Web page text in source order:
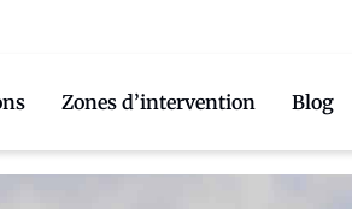
Zones d’intervention Blog